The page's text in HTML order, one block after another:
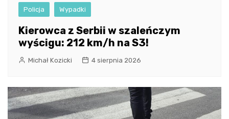
Policja Wypadki
Kierowca z Serbii w szaleńczym
wyścigu: 212 km/h na S3!
Michał Kozicki 4 sierpnia 2026